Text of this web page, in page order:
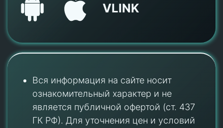
VLINK
Вся информация на сайте носит
ознакомительный характер и не
является публичной офертой (ст. 437
ГК РФ). Для уточнения цен и условий